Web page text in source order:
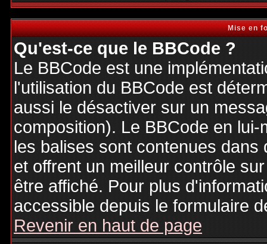
Mise en
Qu'est-ce que le BBCode ?
Le BBCode est une
l'utilisation du BBCode est
aussi le désactiver sur un
composition). Le BBCode en
les balises sont contenues
et offrent un meilleur contrôle
être affiché. Pour plus
accessible depuis le formulaire
Revenir en haut de page